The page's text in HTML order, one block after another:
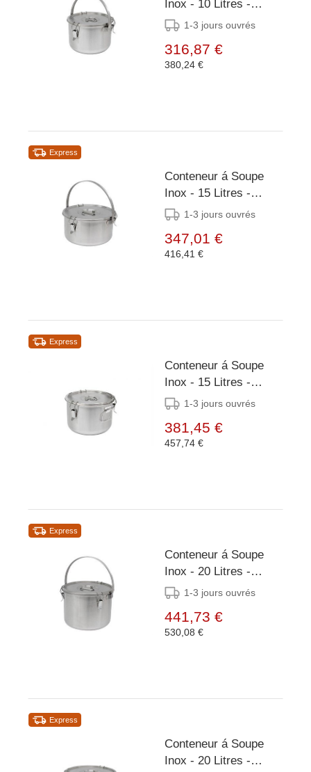
Inox - 10 Litres -
Grande Anse -
1-3 jours ouvrés
316,87 €
380,24 €
Express
Conteneur á Soupe
Inox - 15 Litres -
Grande Anse -
1-3 jours ouvrés
347,01 €
416,41 €
Express
Conteneur á Soupe
Inox - 15 Litres -
Poignées Latérales -
1-3 jours ouvrés
381,45 €
457,74 €
Express
Conteneur á Soupe
Inox - 20 Litres -
Grande Anse -
1-3 jours ouvrés
441,73 €
530,08 €
Express
Conteneur á Soupe
Inox - 20 Litres -